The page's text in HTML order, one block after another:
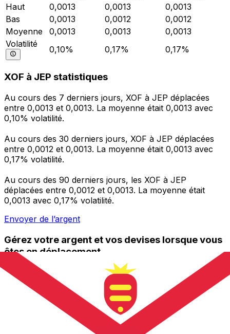
Haut
0,0013 0,0013
0,0013
Bas
0,0013 0,0012
0,0012
Moyenne
0,0013 0,0013
0,0013
Volatilité
0,10% 0,17% 0,17%
XOF à JEP statistiques
Au cours des 7 derniers jours, XOF à JEP déplacées
entre 0,0013 et 0,0013. La moyenne était 0,0013 avec
0,10% volatilité.
Au cours des 30 derniers jours, XOF à JEP déplacées
entre 0,0012 et 0,0013. La moyenne était 0,0013 avec
0,17% volatilité.
Au cours des 90 derniers jours, les XOF à JEP
déplacées entre 0,0012 et 0,0013. La moyenne était
0,0013 avec 0,17% volatilité.
Envoyer de l’argent
Gérez votre argent et vos devises lorsque vous
êtes en déplacement
L'application Xe réunit toutes les fonctionnalités
nécessaires pour vos transferts d'argent internationaux
et la gestion de vos devises. Convertissez des devises,
programmez des alertes de taux et transférez de
l'argent à l'étranger sans frais cachés. Téléchargez
l'application dès aujourd'hui !